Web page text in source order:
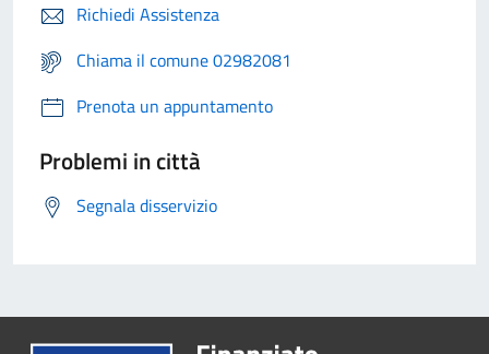
Richiedi Assistenza
Chiama il comune 02982081
Prenota un appuntamento
Problemi in città
Segnala disservizio